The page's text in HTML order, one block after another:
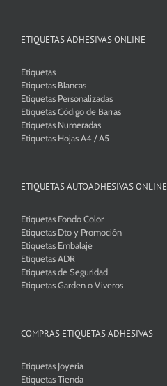
ETIQUETAS ADHESIVAS ONLINE
Etiquetas
Etiquetas Blancas
Etiquetas Personalizadas
Etiquetas Código de Barras
Etiquetas Numeradas
Etiquetas Hojas A4 / A5
ETIQUETAS AUTOADHESIVAS ONLINE
Etiquetas Fondo Color
Etiquetas Dto y Promoción
Etiquetas Embalaje
Etiquetas ADR
Etiquetas de Seguridad
Etiquetas Garden o Viveros
COMPRAS ETIQUETAS ADHESIVAS
Etiquetas Joyería
Etiquetas Tienda